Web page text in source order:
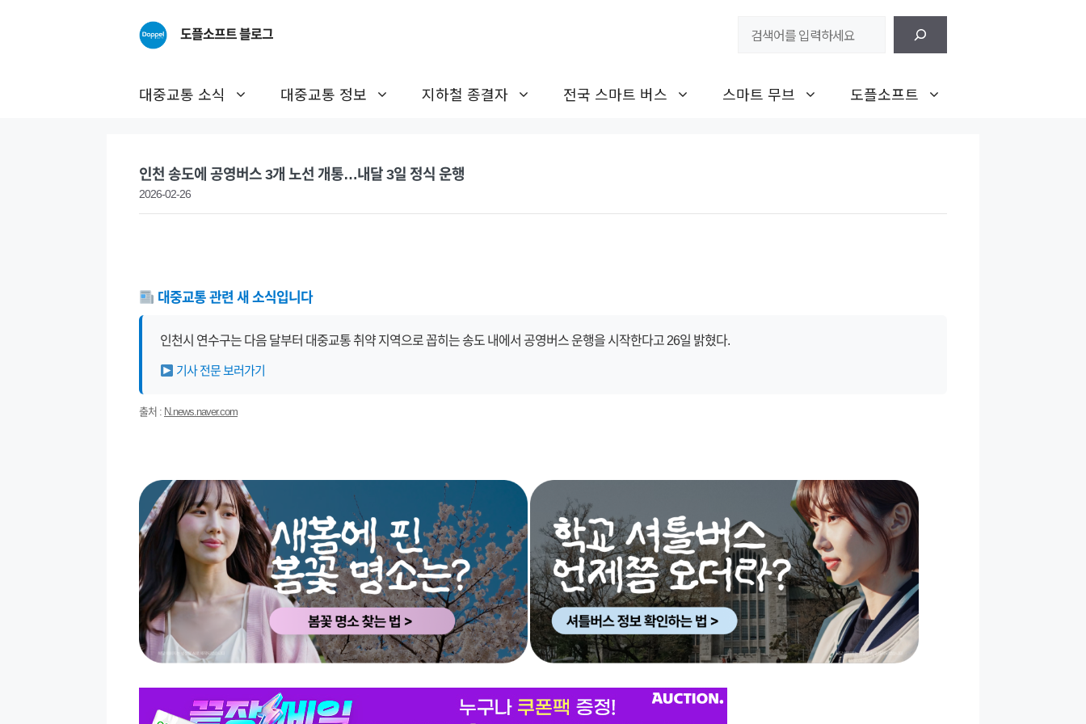
도플소프트 블로그
대중교통 소식 대중교통 정보 지하철 종결자 전국 스마트 버스 스마트 무브 도플소프트
인천 송도에 공영버스 3개 노선 개통…내달 3일 정식 운행
2026-02-26
대중교통 관련 새 소식입니다
인천시 연수구는 다음 달부터 대중교통 취약 지역으로 꼽히는 송도 내에서 공영버스 운행을 시작한다고 26일 밝혔다.
기사 전문 보러가기
출처 : N.news.naver.com